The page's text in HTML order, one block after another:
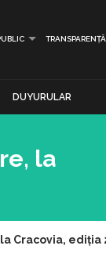
DUYURULAR
la
Cracovia, ediția